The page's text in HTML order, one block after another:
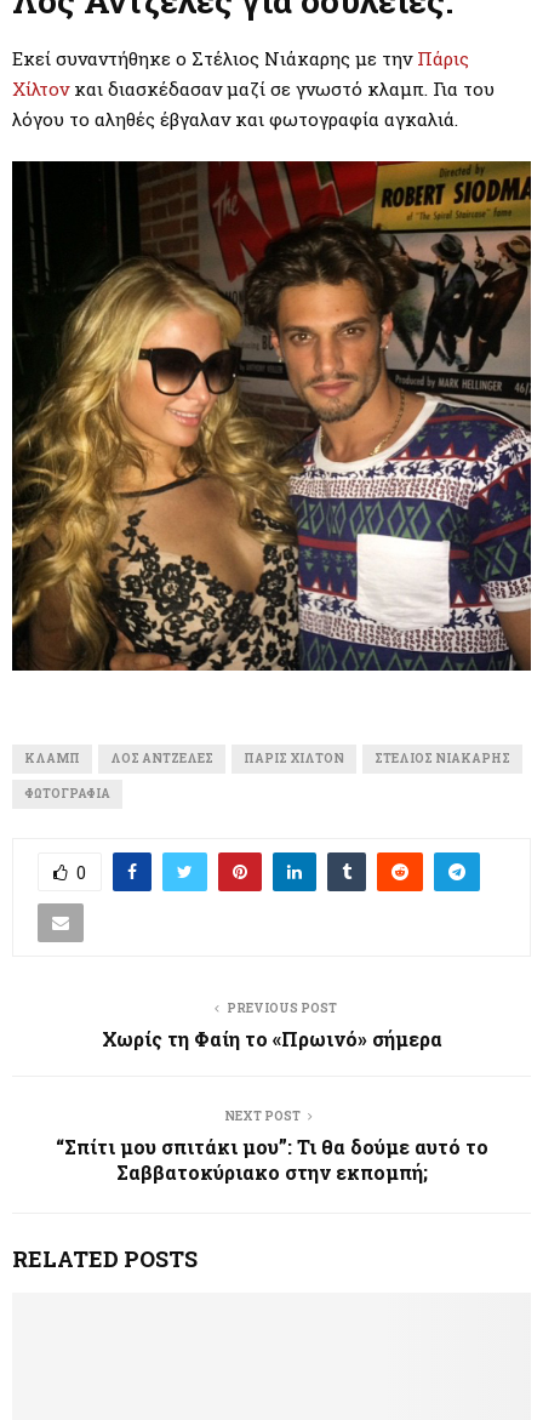
E
N
Εκεί συναντήθηκε ο Στέλιος Νιάκαρης με την Πάρις
Χίλτονκαι διασκέδασαν μαζί σε γνωστό κλαμπ. Για του
λόγου το αληθές έβγαλαν και φωτογραφία αγκαλιά.
ΚΛΑΜΠ ΛΟΣ ΆΝΤΖΕΛΕΣ ΠΆΡΙΣ ΧΊΛΤΟΝ ΣΤΈΛΙΟΣ ΝΙΆΚΑΡΗΣ
ΦΩΤΟΓΡΑΦΊΑ
0
PREVIOUS POST
Χωρίς τη Φαίη το «Πρωινό» σήμερα
NEXT POST
“Σπίτι μου σπιτάκι μου”: Τι θα δούμε αυτό το
Σαββατοκύριακο στην εκπομπή;
RELATED POSTS